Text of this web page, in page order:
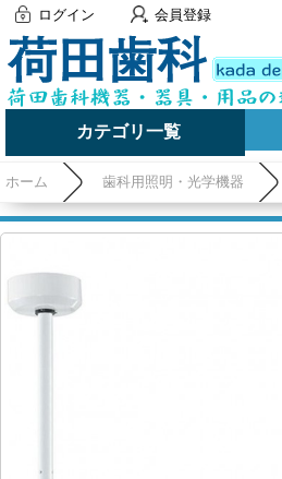
ログイン 会員登録
カテゴリ一覧
ホーム 歯科用照明・光学機器